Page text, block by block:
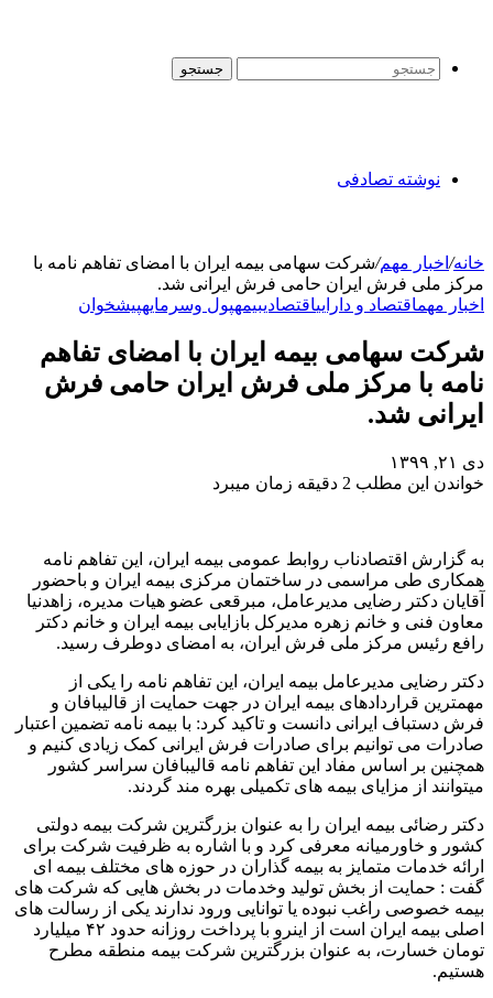
جستجو
نوشته تصادفی
خانه/ اخبار مهم/شرکت سهامی بیمه ایران با امضای تفاهم نامه با
مرکز ملی فرش ایران حامی فرش ایرانی شد.
اخبار مهماقتصاد و داراییاقتصادیبیمهپول وسرمایهپیشخوان
شرکت سهامی بیمه ایران با امضای تفاهم
نامه با مرکز ملی فرش ایران حامی فرش
ایرانی شد.
دی ۲۱, ۱۳۹۹
خواندن این مطلب 2 دقیقه زمان میبرد
به گزارش اقتصادناب روابط عمومی بیمه ایران، این تفاهم نامه
همکاری طی مراسمی در ساختمان مرکزی بیمه ایران و باحضور
آقایان دکتر رضایی مدیرعامل، مبرقعی عضو هیات مدیره، زاهدنیا
معاون فنی و خانم زهره مدیرکل بازایابی بیمه ایران و خانم دکتر
رافع رئیس مرکز ملی فرش ایران، به امضای دوطرف رسید.
دکتر رضایی مدیرعامل بیمه ایران، این تفاهم نامه را یکی از
مهمترین قراردادهای بیمه ایران در جهت حمایت از قالیبافان و
فرش دستباف ایرانی دانست و تاکید کرد: با بیمه نامه تضمین اعتبار
صادرات می توانیم برای صادرات فرش ایرانی کمک زیادی کنیم و
همچنین بر اساس مفاد این تفاهم نامه قالیبافان سراسر کشور
میتوانند از مزایای بیمه های تکمیلی بهره مند گردند.
دکتر رضائی بیمه ایران را به عنوان بزرگترین شرکت بیمه دولتی
کشور و خاورمیانه معرفی کرد و با اشاره به ظرفیت شرکت برای
ارائه خدمات متمایز به بیمه گذاران در حوزه های مختلف بیمه ای
گفت : حمایت از بخش تولید وخدمات در بخش هایی که شرکت های
بیمه خصوصی راغب نبوده یا توانایی ورود ندارند یکی از رسالت های
اصلی بیمه ایران است از اینرو با پرداخت روزانه حدود ۴۲ میلیارد
تومان خسارت، به عنوان بزرگترین شرکت بیمه منطقه مطرح
هستیم.